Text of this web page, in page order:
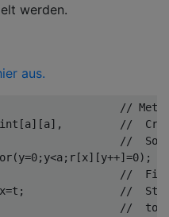
werden.
aus.
// Method
//
//
//
//
//  to